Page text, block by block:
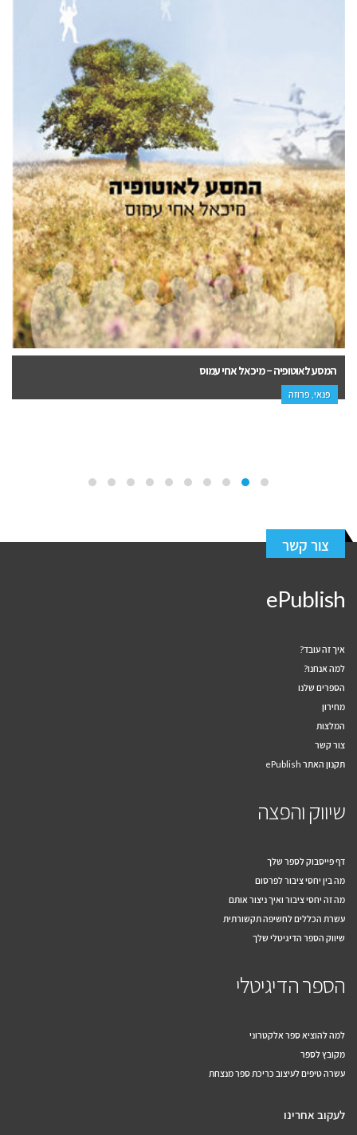
המסע לאוטופיה – מיכאל אחי עמוס
פנאי, פרוזה
צור קשר
ePublish
איך זה עובד?
למה אנחנו?
הספרים שלנו
מחירון
המלצות
צור קשר
תקנון האתר ePublish
שיווק והפצה
דף פייסבוק לספר שלך
מה בין יחסי ציבור לפרסום
מה זה יחסי ציבור ואיך ניצור אותם
עשרת הכללים לחשיפה תקשורתית
שיווק הספר הדיגיטלי שלך
הספר הדיגיטלי
למה להוציא ספר אלקטרוני
מקובץ לספר
עשרה טיפים לעיצוב כריכת ספר מנצחת
לעקוב אחרינו